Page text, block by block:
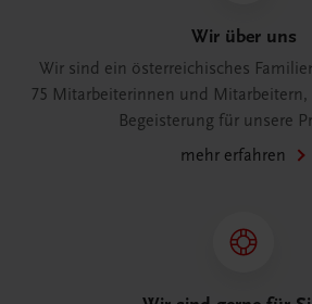
Wir über uns
Wir sind ein österreichisches
75 Mitarbeiterinnen und Mitarbeitern,
Begeisterung für unsere
mehr erfahren